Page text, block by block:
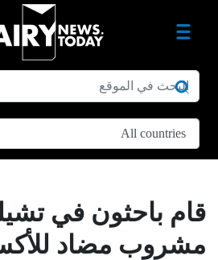
قام باحثون في
مشروب مضاد